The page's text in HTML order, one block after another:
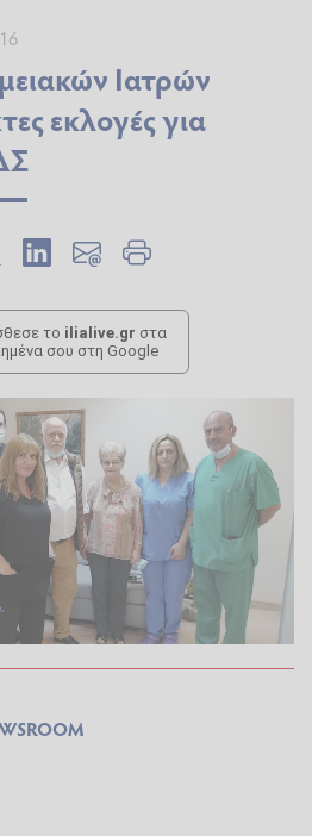
Ιατρών
εκλογές για
το ilialive.gr στα
σου στη Google